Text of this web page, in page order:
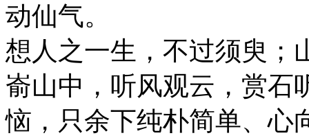
动仙气。
想人之一生，不过须臾；
嵛山中，听风观云，赏石
恼，只余下纯朴简单、心